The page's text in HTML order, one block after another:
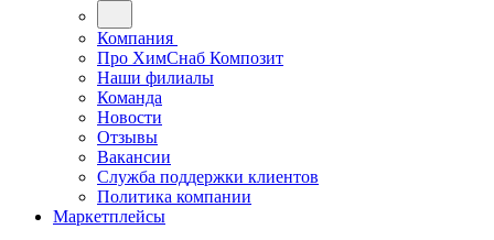
Компания
Про ХимСнаб Композит
Наши филиалы
Команда
Новости
Отзывы
Вакансии
Служба поддержки клиентов
Политика компании
Маркетплейсы